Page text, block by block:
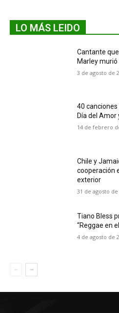
LO MÁS LEIDO
Cantante
Marley
3 de agosto de
40
Día del Amor
14 de febrero
Chile y
cooperación
exterior
31 de agosto de
Tiano Bless
“Reggae en
4 de agosto de